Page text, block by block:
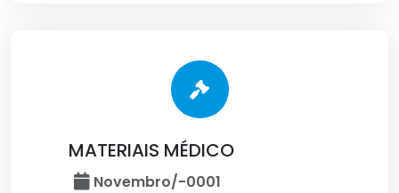
MATERIAIS MÉDICO
Novembro/-0001